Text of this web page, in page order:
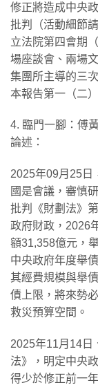
修正將造成中央
批判（活動細節
立法院第四會期
場座談會、兩場
集團所主導的三
本報告第一（二
4. 臨門一腳：傅
論述：
2025年09月25日
國是會議，審慎
批判《財劃法》
政府財政，2026
額31,358億元，
中央政府年度舉
其經費規模與舉
債上限，將來勢
救災預算空間。
2025年11月14日
法》，明定中央
得少於修正前一